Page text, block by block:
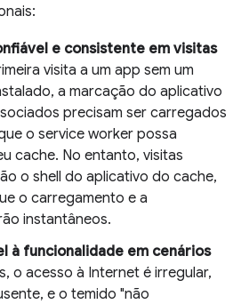
e consistente em visitas
visita a um app sem um
a marcação do aplicativo
precisam ser carregados
o service worker possa
cache. No entanto, visitas
o shell do aplicativo do cache,
o carregamento e a
instantâneos.
à funcionalidade em cenários
o acesso à Internet é irregular,
e o temido "não